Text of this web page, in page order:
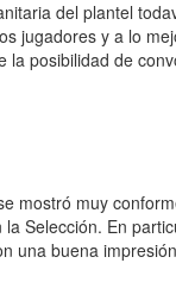
del plantel
jugadores y a lo
la posibilidad de
mostró muy
Selección. En
una buena